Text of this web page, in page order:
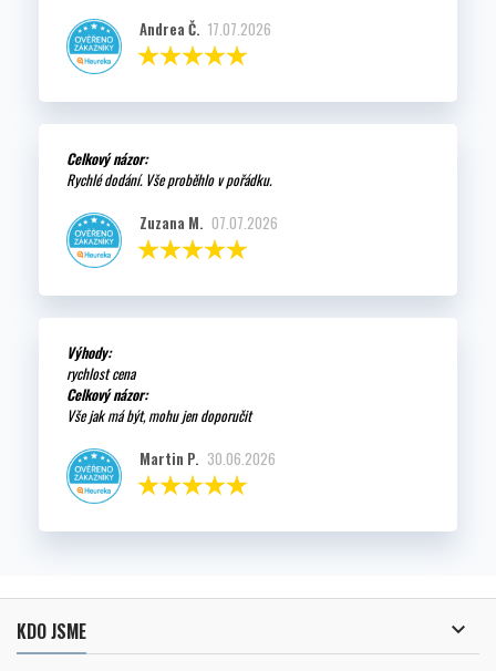
Andrea Č. 17.07.2026
Celkový názor:
Rychlé dodání. Vše proběhlo v pořádku.
Zuzana M. 07.07.2026
Výhody:
rychlost cena
Celkový názor:
Vše jak má být, mohu jen doporučit
Martin P. 30.06.2026
KDO JSME 